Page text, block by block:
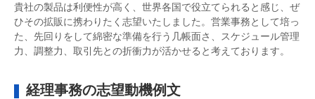
貴社の製品は利便性が高く、世界各国で役立てられると感じ、ぜ
ひその拡販に携わりたく志望いたしました。営業事務として培っ
た、先回りをして綿密な準備を行う几帳面さ、スケジュール管理
力、調整力、取引先との折衝力が活かせると考えております。
経理事務の志望動機例文